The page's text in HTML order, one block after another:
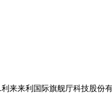
利来来利国际旗舰厅科技股份